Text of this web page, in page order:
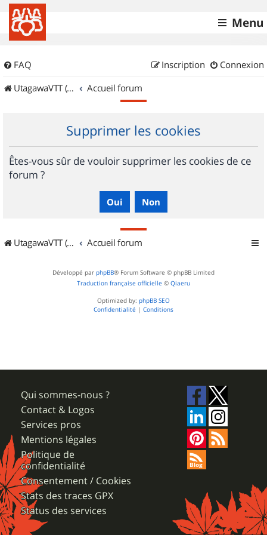
Menu
FAQ Connexion
Inscription
UtagawaVTT (Randos VTT et VTTAE avec traces GPS)
Accueil forum
Supprimer les cookies
Êtes-vous sûr de vouloir supprimer les cookies de ce
forum ?
UtagawaVTT (Randos VTT et VTTAE avec traces GPS) Accueil forum
Développé par phpBB® Forum Software © phpBB Limited
Traduction française officielle © Qiaeru
Optimized by: phpBB SEO
Confidentialité | Conditions
Qui sommes-nous ?
Contact & Logos
Services pros
Mentions légales
Politique de
confidentialité
Consentement / Cookies
Stats des traces GPX
Status des services